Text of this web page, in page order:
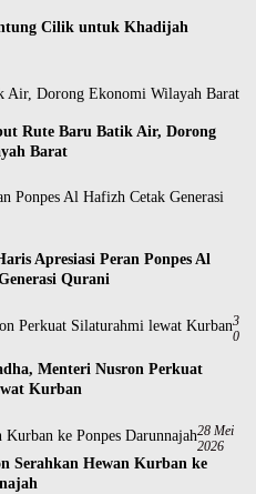
Cilik untuk Khadijah
Rute Baru Batik Air, Dorong
Barat
Apresiasi Peran Ponpes Al
Qurani
3
0
Menteri Nusron Perkuat
Kurban
28 Mei
2026
Serahkan Hewan Kurban ke